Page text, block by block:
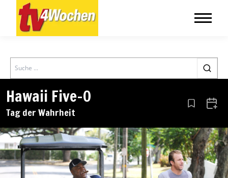
Search
Hawaii Five-0
Tag der Wahrheit Aus den